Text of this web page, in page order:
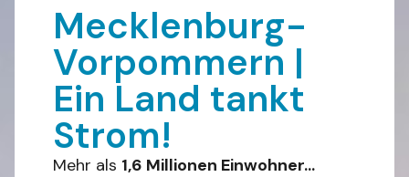
Mecklenburg-
Vorpommern |
Ein Land tankt
Strom!
Mehr als 1,6 Millionen Einwohner…